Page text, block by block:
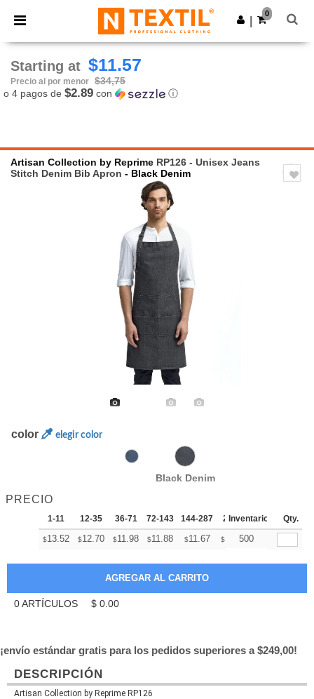
× App de Ntextil
¡Mejores precios en app!
Descargar app
0
Starting at $11.57
Precio al por menor $34,75
o 4 pagos de $2.89 con ⓘ
Artisan Collection by Reprime RP126 - Unisex Jeans
Stitch Denim Bib Apron - Black Denim
color elegir color
Black Denim
PRECIO
1-11 12-35 36-71 72-143 144-287 288 + Más
Inventario Qty.
$13.52 $12.70 $11.98 $11.88 $11.67 $ 11.57500
0ARTÍCULOS $ 0.00
¡envío estándar gratis para los pedidos superiores a $249,00!
DESCRIPCIÓN
Artisan Collection by Reprime RP126